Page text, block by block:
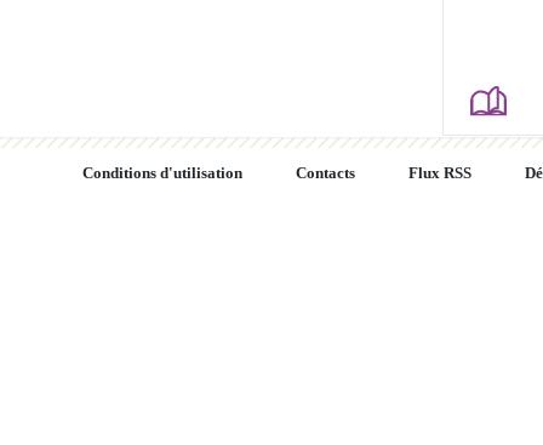
Conditions d'utilisation Contacts Flux RSS